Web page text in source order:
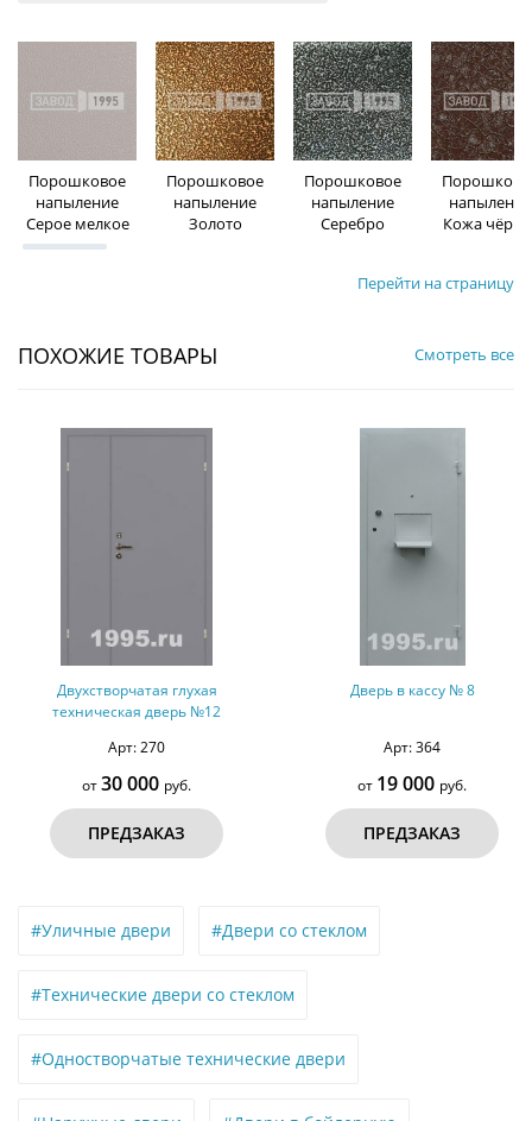
Порошковое
напыление
Серое мелкое
Порошковое
напыление
Золото
Порошковое
напыление
Серебро
напыление
Кожа
Перейти на страницу
ПОХОЖИЕ ТОВАРЫ Смотреть все
Двухстворчатая глухая
техническая дверь №12
Арт: 270
от30 000 руб.
ПРЕДЗАКАЗ
Дверь в кассу № 8
Арт: 364
от 19 000 руб.
ПРЕДЗАКАЗ
#Уличные двери #Двери со стеклом
#Технические двери со стеклом
#Одностворчатые технические двери